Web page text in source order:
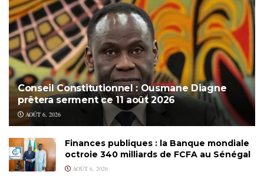
Conseil Constitutionnel : Ousmane Diagne
prêtera serment ce 11 août 2026
AOÛT 6, 2026
Finances publiques : la Banque mondiale
octroie 340 milliards de FCFA au Sénégal
AOÛT 6, 2026